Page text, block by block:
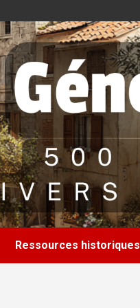
Ressources historiques